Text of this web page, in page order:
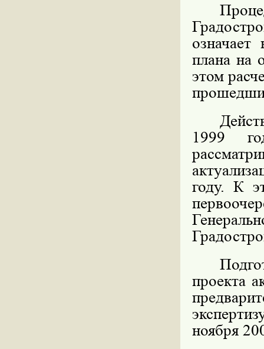
означает
плана на
этом
1999
году. К
проекта
ноября